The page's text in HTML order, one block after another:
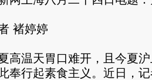
婷婷
温天胃口难开，且今夏沪
奉行起素食主义。近日，